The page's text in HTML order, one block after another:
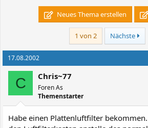
Neues Thema erstellen
1 von 2 Nächste
17.08.2002
C Chris~77
Foren As
Themenstarter
Habe einen Plattenluftfilter